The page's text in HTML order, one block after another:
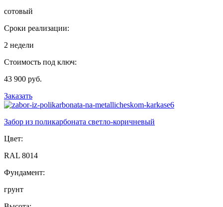
сотовый
Сроки реализации:
2 недели
Стоимость под ключ:
43 900 руб.
Заказать
Забор из поликарбоната светло-коричневый
Цвет:
RAL 8014
Фундамент:
грунт